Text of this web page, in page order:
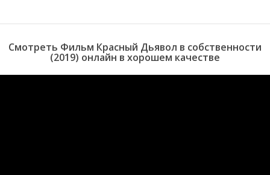
Смотреть Фильм Красный Дьявол в собственности
(2019) онлайн в хорошем качестве